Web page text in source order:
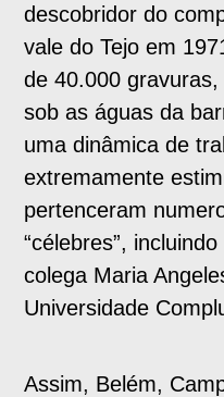
descobridor do
vale do Tejo em
de 40.000
sob as águas da
uma dinâmica de
extremamente
pertenceram
“célebres”,
colega Maria
Universidade
Assim, Belém,